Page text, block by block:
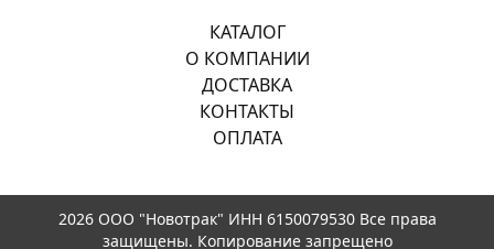
КАТАЛОГ
О КОМПАНИИ
ДОСТАВКА
КОНТАКТЫ
ОПЛАТА
2026 ООО "Новотрак" ИНН 6150079530 Все права
защищены. Копирование запрещено